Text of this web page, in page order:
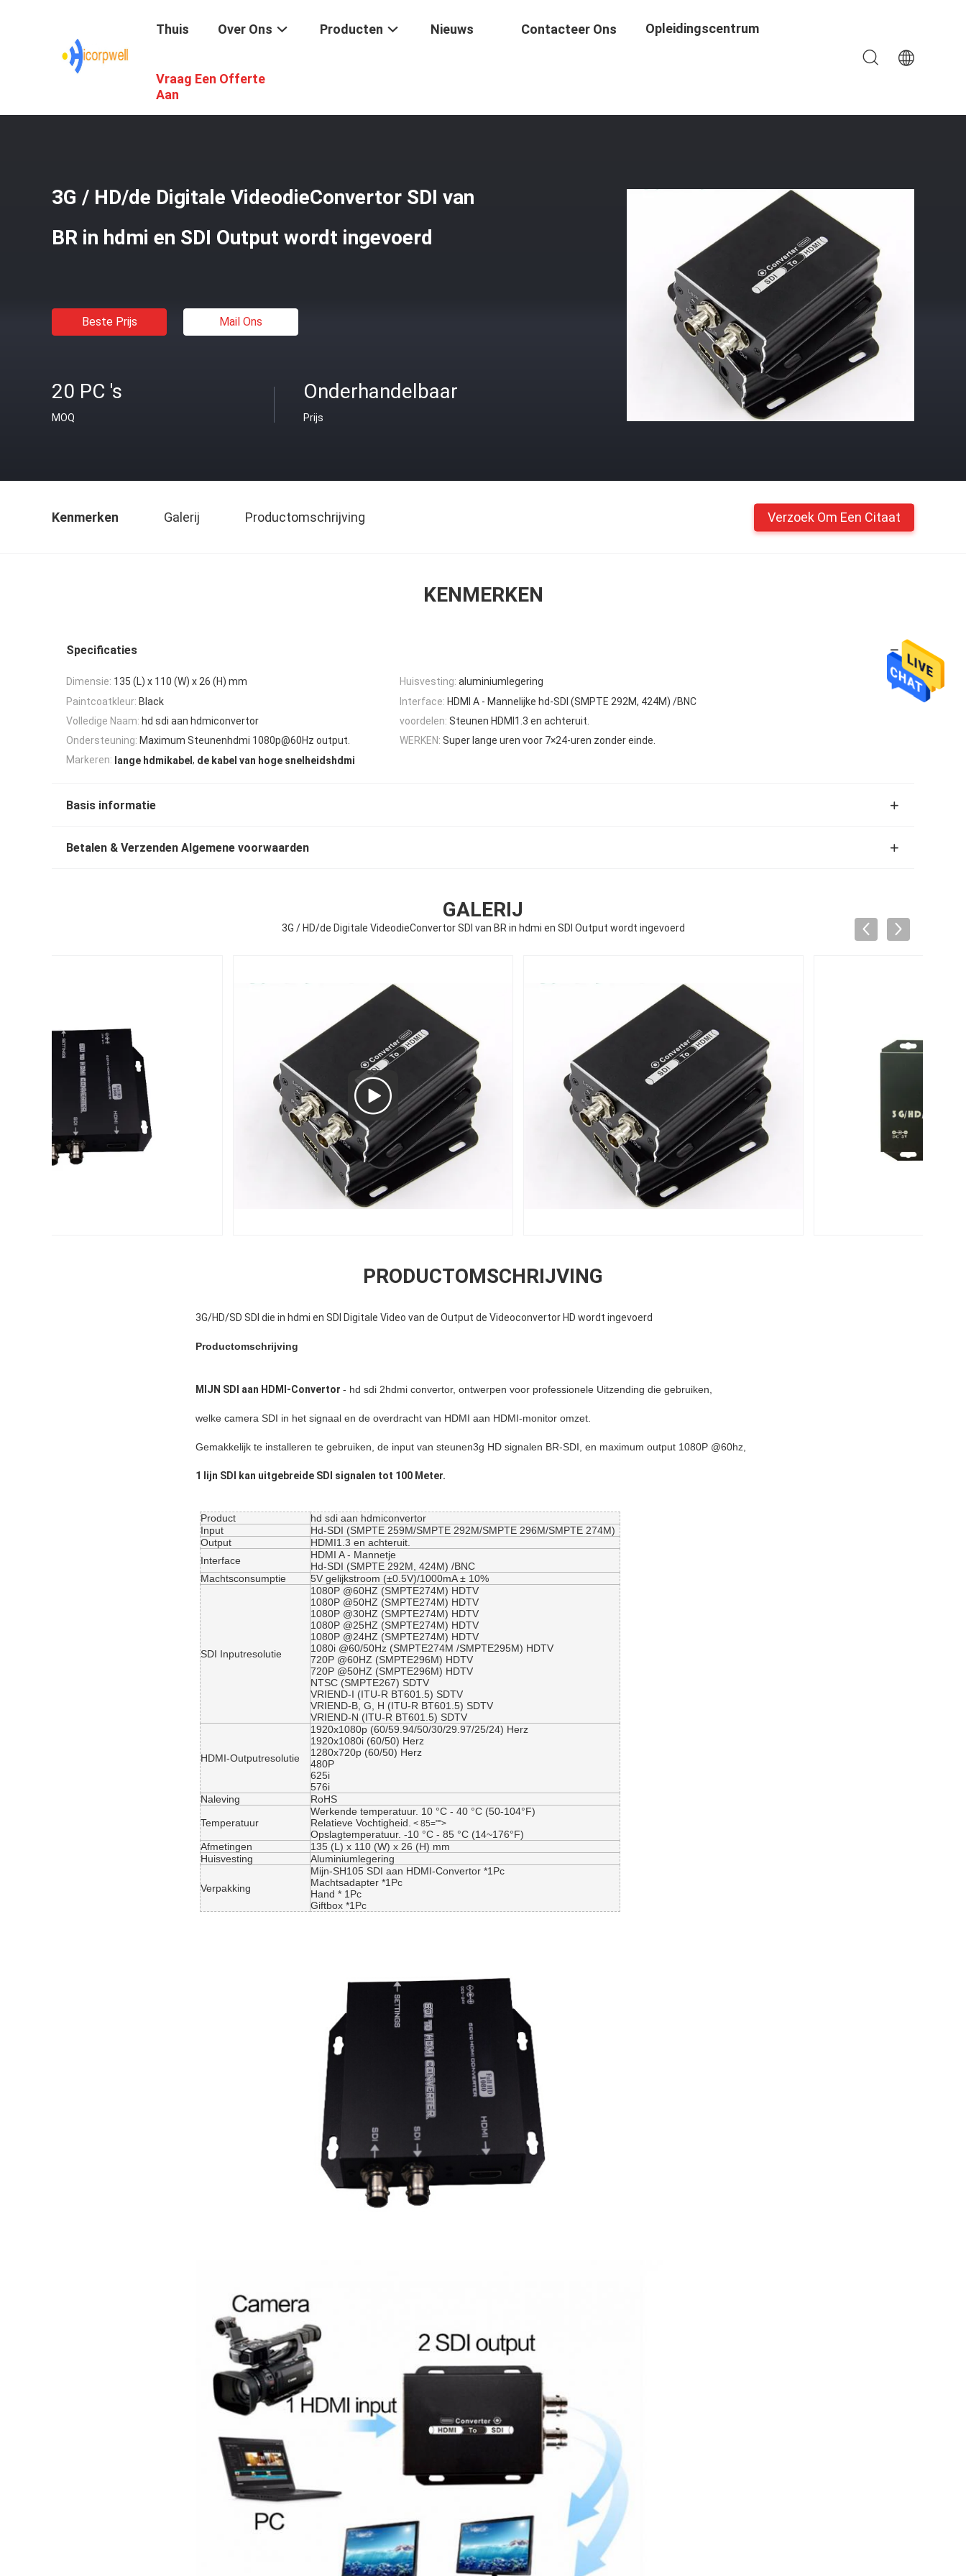
Thuis Over Ons Producten Nieuws Contacteer Ons Opleidingscentrum
Vraag Een Offerte
Aan
De Kabel Van HDMI AOC /
3G / HD/de Digitale VideodieConvertor SDI van
BR in hdmi en SDI Output wordt ingevoerd
Beste Prijs Mail Ons
20 PC 's
MOQ
Onderhandelbaar
Prijs
Kenmerken Galerij Productomschrijving Verzoek Om Een Citaat
KENMERKEN
Specificaties
Dimensie: 135 (L) x 110 (W) x 26 (H) mm Huisvesting: aluminiumlegering
Paintcoatkleur: Black Interface: HDMI A - Mannelijke hd-SDI (SMPTE 292M, 424M) /BNC
Volledige Naam: hd sdi aan hdmiconvertor voordelen: Steunen HDMI1.3 en achteruit.
Ondersteuning: Maximum Steunenhdmi 1080p@60Hz output. WERKEN: Super lange uren voor 7×24-uren zonder einde.
Markeren: lange hdmikabel , de kabel van hoge snelheidshdmi
Basis informatie
Betalen & Verzenden Algemene voorwaarden
GALERIJ
3G / HD/de Digitale VideodieConvertor SDI van BR in hdmi en SDI Output wordt ingevoerd
PRODUCTOMSCHRIJVING
3G/HD/SD SDI die in hdmi en SDI Digitale Video van de Output de Videoconvertor HD wordt ingevoerd
Productomschrijving
MIJN SDI aan HDMI-Convertor - hd sdi 2hdmi convertor, ontwerpen voor professionele Uitzending die gebruiken,
welke camera SDI in het signaal en de overdracht van HDMI aan HDMI-monitor omzet.
Gemakkelijk te installeren te gebruiken, de input van steunen3g HD signalen BR-SDI, en maximum output 1080P @60hz,
1 lijn SDI kan uitgebreide SDI signalen tot 100 Meter.
Product
hd sdi aan hdmiconvertor
Input
Hd-SDI (SMPTE 259M/SMPTE 292M/SMPTE 296M/SMPTE 274M)
Output
HDMI1.3 en achteruit.
Interface
HDMI A - Mannetje
Hd-SDI (SMPTE 292M, 424M) /BNC
Machtsconsumptie
5V gelijkstroom (±0.5V)/1000mA ± 10%
SDI Inputresolutie
1080P @60HZ (SMPTE274M) HDTV
1080P @50HZ (SMPTE274M) HDTV
1080P @30HZ (SMPTE274M) HDTV
1080P @25HZ (SMPTE274M) HDTV
1080P @24HZ (SMPTE274M) HDTV
1080i @60/50Hz (SMPTE274M /SMPTE295M) HDTV
720P @60HZ (SMPTE296M) HDTV
720P @50HZ (SMPTE296M) HDTV
NTSC (SMPTE267) SDTV
VRIEND-I (ITU-R BT601.5) SDTV
VRIEND-B, G, H (ITU-R BT601.5) SDTV
VRIEND-N (ITU-R BT601.5) SDTV
HDMI-Outputresolutie
1920x1080p (60/59.94/50/30/29.97/25/24) Herz
1920x1080i (60/50) Herz
1280x720p (60/50) Herz
480P
625i
576i
Naleving
RoHS
Temperatuur
Werkende temperatuur. 10 °C - 40 °C (50-104°F)
Relatieve Vochtigheid. < 85="">
Opslagtemperatuur. -10 °C - 85 °C (14~176°F)
Afmetingen
135 (L) x 110 (W) x 26 (H) mm
Huisvesting
Aluminiumlegering
Verpakking
Mijn-SH105 SDI aan HDMI-Convertor *1Pc
Machtsadapter *1Pc
Hand * 1Pc
Giftbox *1Pc